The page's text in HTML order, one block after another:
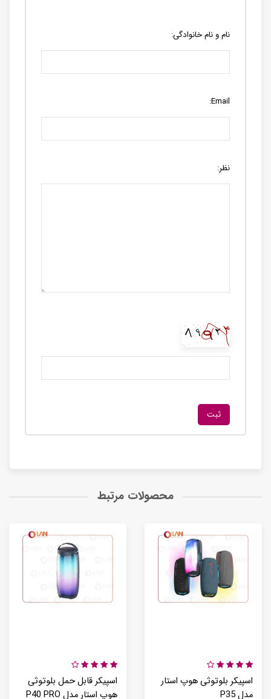
نام و نام خانوادگی:
Email:
نظر:
محصولات مرتبط
اسپیکر قابل حمل بلوتوثی
هوپ استار مدل P40 PRO
اسپیکر بلوتوثی هوپ استار
مدل P35